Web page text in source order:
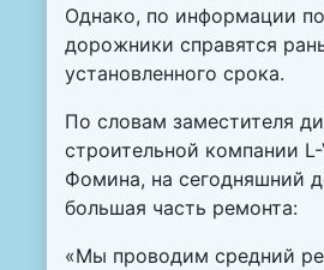
Однако, по информации
дорожники справятся
установленного срока.
По словам заместителя
строительной компании
Фомина, на сегодняшний
большая часть ремонта:
«Мы проводим средний